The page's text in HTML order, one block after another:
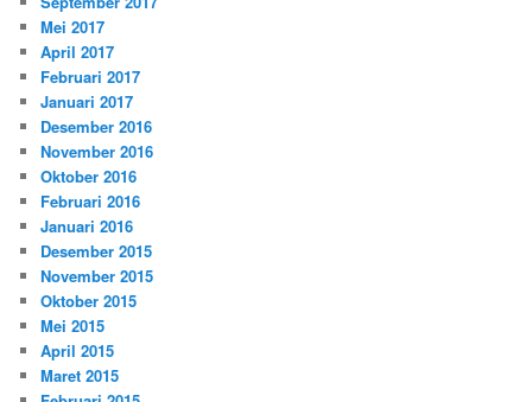
Mei 2017
April 2017
Februari 2017
Januari 2017
Desember 2016
November 2016
Oktober 2016
Februari 2016
Januari 2016
Desember 2015
November 2015
Oktober 2015
Mei 2015
April 2015
Maret 2015